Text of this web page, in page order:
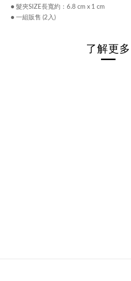
● 髮夾SIZE長寬約：6.8 cm x 1 cm
● 一組販售 (2入)
了解更多